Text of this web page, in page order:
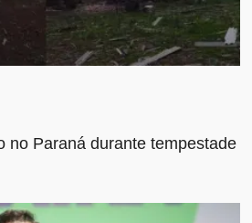
no Paraná durante tempestade